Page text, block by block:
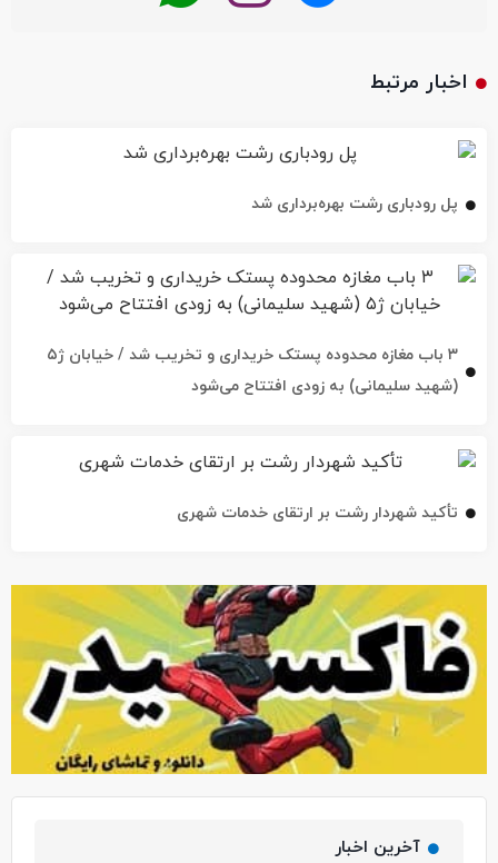
پل رودباری رشت بهره‌برداری شد
تأکید شهردار رشت بر ارتقای خدمات شهری
آخرین اخبار